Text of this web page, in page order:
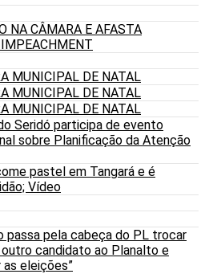
NA CÂMARA E AFASTA
MUNICIPAL DE NATAL
MUNICIPAL DE NATAL
MUNICIPAL DE NATAL
Seridó participa de evento
sobre Planificação da Atenção
pastel em Tangará e é
Vídeo
passa pela cabeça do PL trocar
candidato ao Planalto e
as eleições”